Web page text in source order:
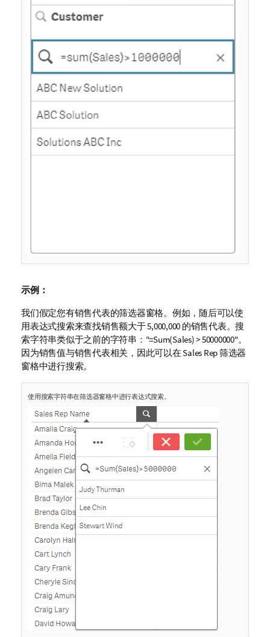
示例：
我们假定您有销售代表的筛选器窗格。例如，随后可以使
用表达式搜索来查找销售额大于 5,000,000 的销售代表。搜
索字符串类似于之前的字符串： "=Sum(Sales) > 50000000"。
因为销售值与销售代表相关，因此可以在Sales Rep筛选器
窗格中进行搜索。
使用搜索字符串在筛选器窗格中进行表达式搜索。